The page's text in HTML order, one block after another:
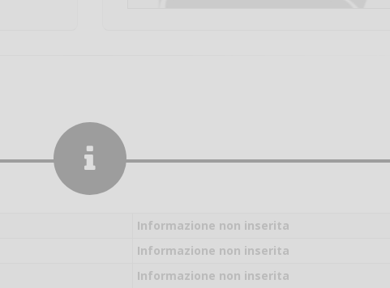
Informazione non inserita
Informazione non inserita
Informazione non inseritaSalve,